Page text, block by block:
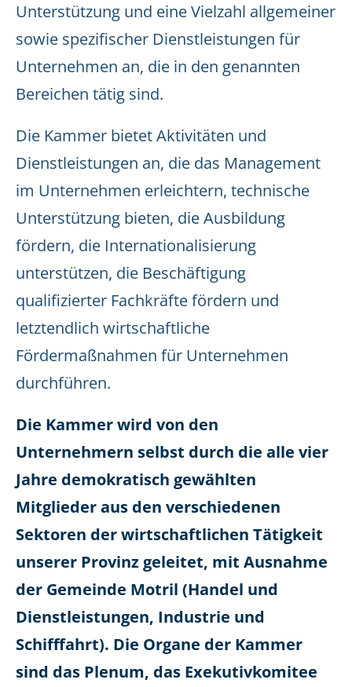
Unterstützung und eine Vielzahl allgemeiner
sowie spezifischer Dienstleistungen für
Unternehmen an, die in den genannten
Bereichen tätig sind.
Die Kammer bietet Aktivitäten und
Dienstleistungen an, die das Management
im Unternehmen erleichtern, technische
Unterstützung bieten, die Ausbildung
fördern, die Internationalisierung
unterstützen, die Beschäftigung
qualifizierter Fachkräfte fördern und
letztendlich wirtschaftliche
Fördermaßnahmen für Unternehmen
durchführen.
Die Kammer wird von den
Unternehmern selbst durch die alle vier
Jahre demokratisch gewählten
Mitglieder aus den verschiedenen
Sektoren der wirtschaftlichen Tätigkeit
unserer Provinz geleitet, mit Ausnahme
der Gemeinde Motril (Handel und
Dienstleistungen, Industrie und
Schifffahrt). Die Organe der Kammer
sind das Plenum, das Exekutivkomitee